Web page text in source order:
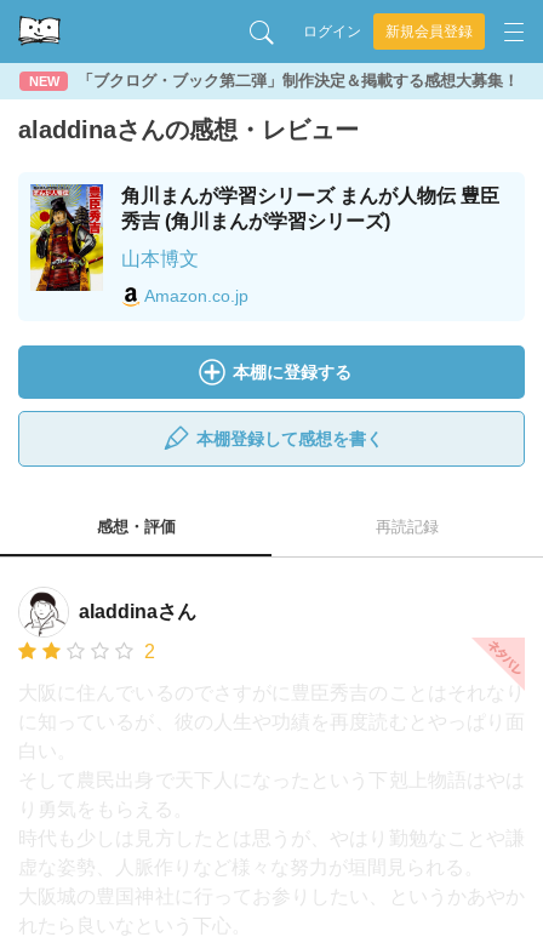
ログイン 新規会員登録
NEW 「ブクログ・ブック第二弾」制作決定＆掲載する感想大募集！
aladdinaさんの感想・レビュー
角川まんが学習シリーズ まんが人物伝 豊臣
秀吉 (角川まんが学習シリーズ)
山本博文
Amazon.co.jp
本棚に登録する
本棚登録して感想を書く
感想・評価 再読記録
aladdinaさん
2
大阪に住んでいるのでさすがに豊臣秀吉のことはそれなり
に知っているが、彼の人生や功績を再度読むとやっぱり面
白い。
そして農民出身で天下人になったという下剋上物語はやは
り勇気をもらえる。
時代も少しは見方したとは思うが、やはり勤勉なことや謙
虚な姿勢、人脈作りなど様々な努力が垣間見られる。
大阪城の豊国神社に行ってお参りしたい、というかあやか
れたら良いなという下心。